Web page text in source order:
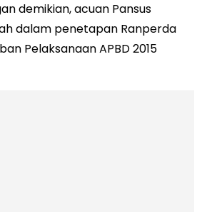
demikian, acuan Pansus
dalam penetapan Ranperda
Pelaksanaan APBD 2015